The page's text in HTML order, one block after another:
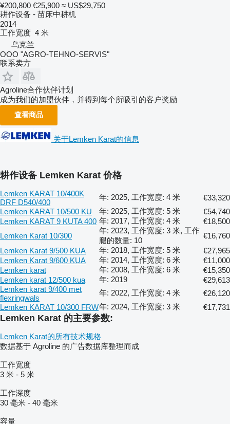
¥200,800 €25,900 ≈ US$29,750
耕作设备 - 苗床中耕机
2014
工作宽度 4 米
乌克兰
OOO "AGRO-TEHNO-SERVIS"
联系卖方
Agroline合作伙伴计划
成为我们的加盟伙伴，并得到每个所吸引的客户奖励
查看商品
关于Lemken Karat的信息
耕作设备 Lemken Karat 价格
Lemken KARAT 10/400K
DRF D540/400
年: 2025, 工作宽度: 4 米
€33,320
Lemken KARAT 10/500 KU
年: 2025, 工作宽度: 5 米
€54,740
Lemken KARAT 9 KUTA 400 年: 2017, 工作宽度: 4 米
€18,500
Lemken Karat 10/300
年: 2023, 工作宽度: 3 米, 工作
腿的数量: 10
€16,760
Lemken Karat 9/500 KUA
年: 2018, 工作宽度: 5 米
€27,965
Lemken Karat 9/600 KUA
年: 2014, 工作宽度: 6 米
€11,000
Lemken karat
年: 2008, 工作宽度: 6 米
€15,350
Lemken karat 12/500 kua
年: 2019
€29,613
Lemken karat 9/400 met
flexringwals
年: 2022, 工作宽度: 4 米
€26,120
Lemken KARAT 10/300 FRW年: 2024, 工作宽度: 3 米 €17,731
Lemken Karat 的主要参数:
Lemken Karat的所有技术规格
数据基于 Agroline 的广告数据库整理而成
工作宽度
3 米 - 5 米
工作深度
30 毫米 - 40 毫米
容量